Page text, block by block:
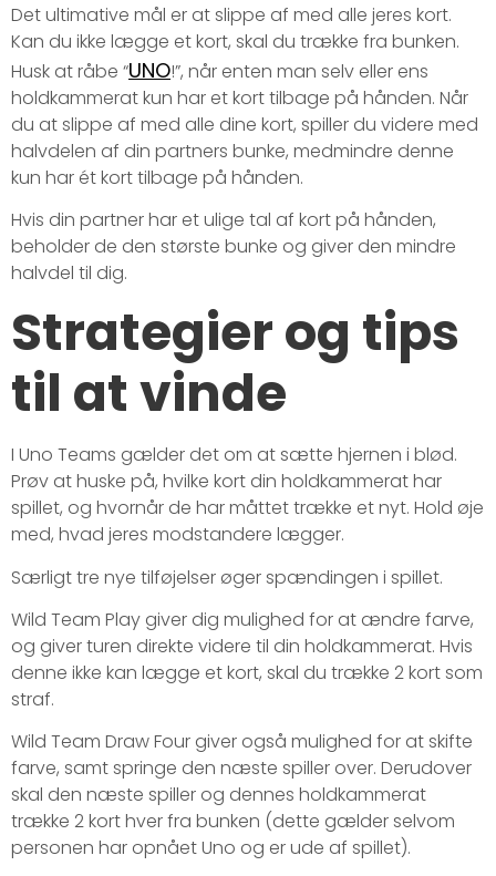
Det ultimative mål er at slippe af med alle jeres kort.
Kan du ikke lægge et kort, skal du trække fra bunken.
Husk at råbe “UNO!”, når enten man selv eller ens
holdkammerat kun har et kort tilbage på hånden. Når
du at slippe af med alle dine kort, spiller du videre med
halvdelen af din partners bunke, medmindre denne
kun har ét kort tilbage på hånden.
Hvis din partner har et ulige tal af kort på hånden,
beholder de den største bunke og giver den mindre
halvdel til dig.
Strategier og tips
til at vinde
I Uno Teams gælder det om at sætte hjernen i blød.
Prøv at huske på, hvilke kort din holdkammerat har
spillet, og hvornår de har måttet trække et nyt. Hold øje
med, hvad jeres modstandere lægger.
Særligt tre nye tilføjelser øger spændingen i spillet.
Wild Team Play giver dig mulighed for at ændre farve,
og giver turen direkte videre til din holdkammerat. Hvis
denne ikke kan lægge et kort, skal du trække 2 kort som
straf.
Wild Team Draw Four giver også mulighed for at skifte
farve, samt springe den næste spiller over. Derudover
skal den næste spiller og dennes holdkammerat
trække 2 kort hver fra bunken (dette gælder selvom
personen har opnået Uno og er ude af spillet).